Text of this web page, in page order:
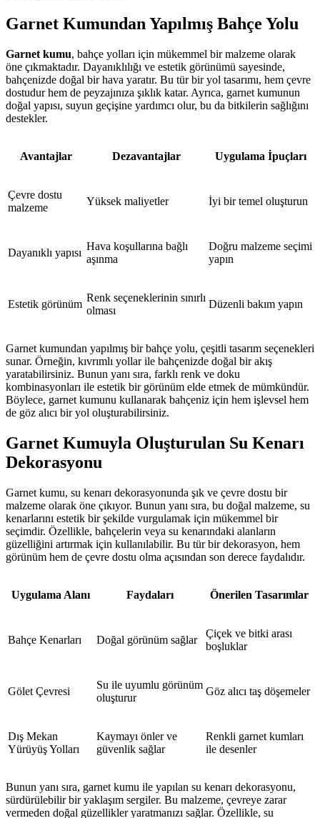
Garnet Kumundan Yapılmış Bahçe Yolu
Garnet kumu, bahçe yolları için mükemmel bir malzeme olarak
öne çıkmaktadır. Dayanıklılığı ve estetik görünümü sayesinde,
bahçenizde doğal bir hava yaratır. Bu tür bir yol tasarımı, hem çevre
dostudur hem de peyzajınıza şıklık katar. Ayrıca, garnet kumunun
doğal yapısı, suyun geçişine yardımcı olur, bu da bitkilerin sağlığını
destekler.
Avantajlar Dezavantajlar Uygulama İpuçları
Çevre dostu
malzeme
Yüksek maliyetler İyi bir temel oluşturun
Dayanıklı yapısı
Hava koşullarına bağlı
aşınma
Doğru malzeme seçimi
yapın
Estetik görünüm
Renk seçeneklerinin sınırlı
olması
Düzenli bakım yapın
Garnet kumundan yapılmış bir bahçe yolu, çeşitli tasarım seçenekleri
sunar. Örneğin, kıvrımlı yollar ile bahçenizde doğal bir akış
yaratabilirsiniz. Bunun yanı sıra, farklı renk ve doku
kombinasyonları ile estetik bir görünüm elde etmek de mümkündür.
Böylece, garnet kumunu kullanarak bahçeniz için hem işlevsel hem
de göz alıcı bir yol oluşturabilirsiniz.
Garnet Kumuyla Oluşturulan Su Kenarı
Dekorasyonu
Garnet kumu, su kenarı dekorasyonunda şık ve çevre dostu bir
malzeme olarak öne çıkıyor. Bunun yanı sıra, bu doğal malzeme, su
kenarlarını estetik bir şekilde vurgulamak için mükemmel bir
seçimdir. Özellikle, bahçelerin veya su kenarındaki alanların
güzelliğini artırmak için kullanılabilir. Bu tür bir dekorasyon, hem
görünüm hem de çevre dostu olma açısından son derece faydalıdır.
Uygulama Alanı Faydaları Önerilen Tasarımlar
Bahçe Kenarları Doğal görünüm sağlar
Çiçek ve bitki arası
boşluklar
Gölet Çevresi
Su ile uyumlu görünüm
oluşturur
Göz alıcı taş döşemeler
Dış Mekan
Yürüyüş Yolları
Kaymayı önler ve
güvenlik sağlar
Renkli garnet kumları
ile desenler
Bunun yanı sıra, garnet kumu ile yapılan su kenarı dekorasyonu,
sürdürülebilir bir yaklaşım sergiler. Bu malzeme, çevreye zarar
vermeden doğal güzellikler yaratmanızı sağlar. Özellikle, su